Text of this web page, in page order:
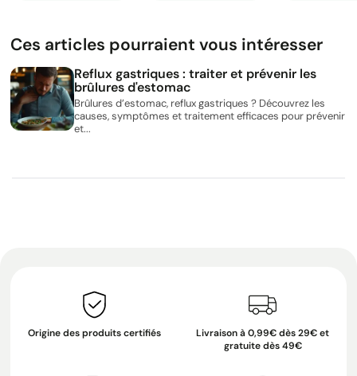
Ces articles pourraient vous intéresser
Reflux gastriques : traiter et prévenir les
brûlures d'estomac
Brûlures d’estomac, reflux gastriques ? Découvrez les
causes, symptômes et traitement efficaces pour prévenir
et...
Origine des produits certifiés
Livraison à 0,99€ dès 29€ et
gratuite dès 49€